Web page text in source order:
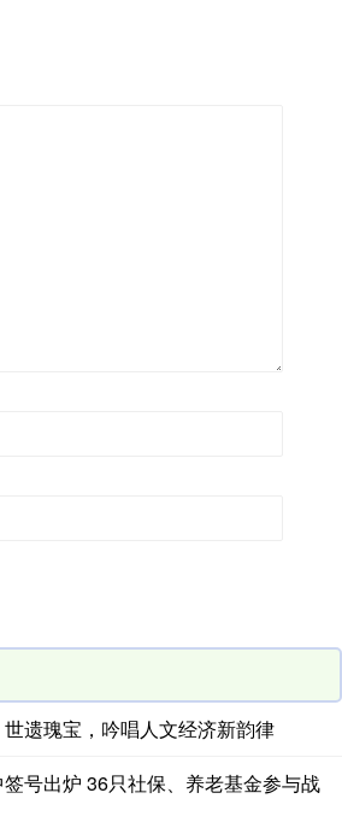
遗瑰宝，吟唱人文经济新韵律
号出炉 36只社保、养老基金参与战